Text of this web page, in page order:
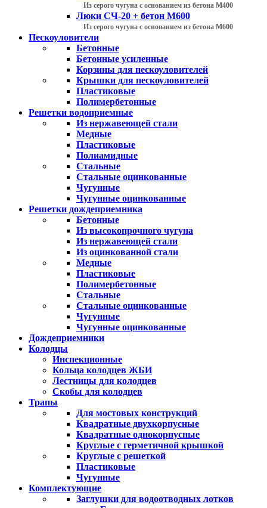
Из серого чугуна с основанием из бетона М400
Люки СЧ-20 + бетон М600
Из серого чугуна с основанием из бетона М600
Пескоуловители
Бетонные
Бетонные усиленные
Корзины для пескоуловителей
Крышки для пескоуловителей
Пластиковые
Полимербетонные
Решетки водоприемные
Из нержавеющей стали
Медные
Пластиковые
Полиамидные
Стальные
Стальные оцинкованные
Чугунные
Чугунные оцинкованные
Решетки дождеприемника
Бетонные
Из высокопрочного чугуна
Из нержавеющей стали
Из оцинкованной стали
Медные
Пластиковые
Полимербетонные
Стальные
Стальные оцинкованные
Чугунные
Чугунные оцинкованные
Дождеприемники
Колодцы
Инспекционные
Кольца колодцев ЖБИ
Лестницы для колодцев
Скобы для колодцев
Трапы
Для мостовых конструкций
Квадратные двухкорпусные
Квадратные однокорпусные
Круглые с герметичной крышкой
Круглые с решеткой
Пластиковые
Чугунные
Комплектующие
Заглушки для водоотводных лотков